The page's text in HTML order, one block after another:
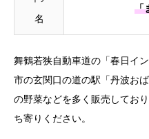
名
「
舞鶴若狭自動車道の「春日イ
市の玄関口の道の駅「丹波お
の野菜などを多く販売してお
ち寄りください。